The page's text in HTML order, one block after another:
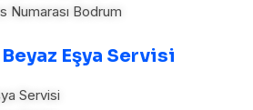
Numarası Bodrum
Eşya Servisi
Servisi